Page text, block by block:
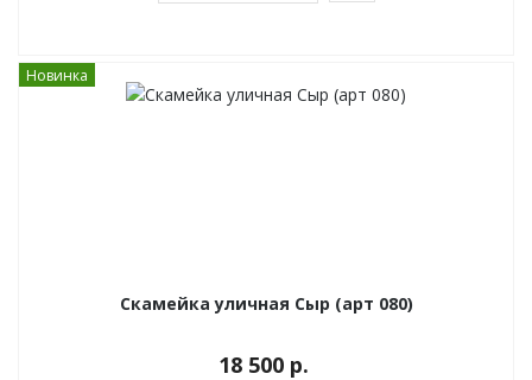
Новинка
Скамейка уличная Сыр (арт 080)
18 500 р.